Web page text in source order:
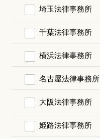
埼玉法律事務所
千葉法律事務所
横浜法律事務所
名古屋法律事務所
大阪法律事務所
姫路法律事務所